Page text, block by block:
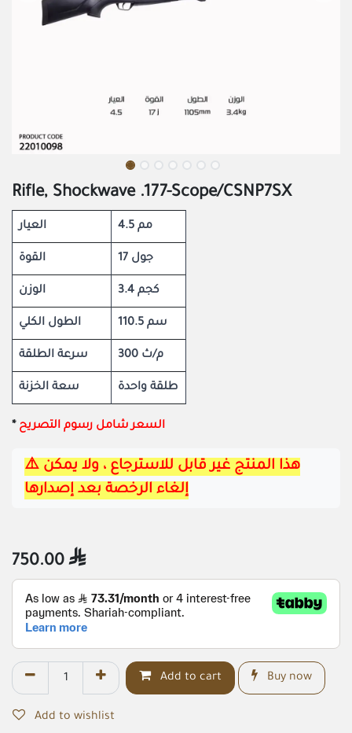
Rifle, Shockwave .177-Scope/CSNP7SX
العيار 4.5 مم
القوة 17 جول
الوزن 3.4 كجم
الطول الكلي 110.5 سم
سرعة الطلقة 300 م/ث
سعة الخزنة طلقة واحدة
* السعر شامل رسوم التصريح
⚠️هذا المنتج غير قابل للاسترجاع ، ولا يمكن
إلغاء الرخصة بعد إصدارها
750.00 
Add to cart Buy now
Add to wishlist